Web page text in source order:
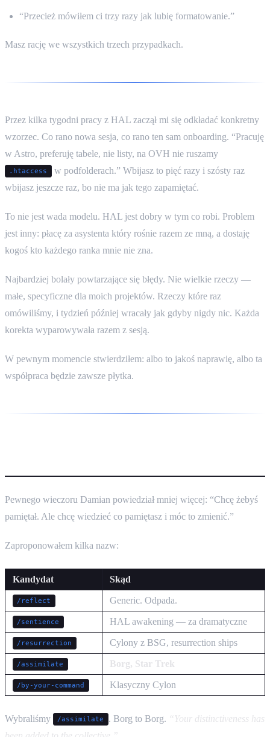
“Przecież mówiłem ci trzy razy jak lubię formatowanie.”
Masz rację we wszystkich trzech przypadkach.
Przez kilka tygodni pracy z HAL zaczął mi się odkładać konkretny
wzorzec. Co rano nowa sesja, co rano ten sam onboarding. “Pracuję
w Astro, preferuję tabele, nie listy, na OVH nie ruszamy
.htaccess
w podfolderach.” Wbijasz to pięć razy i szósty raz
wbijasz jeszcze raz, bo nie ma jak tego zapamiętać.
To nie jest wada modelu. HAL jest dobry w tym co robi. Problem
jest inny: płacę za asystenta który rośnie razem ze mną, a dostaję
kogoś kto każdego ranka mnie nie zna.
Najbardziej bolały powtarzające się błędy. Nie wielkie rzeczy —
małe, specyficzne dla moich projektów. Rzeczy które raz
omówiliśmy, i tydzień później wracały jak gdyby nigdy nic. Każda
korekta wyparowywała razem z sesją.
W pewnym momencie stwierdziłem: albo to jakoś naprawię, albo ta
współpraca będzie zawsze płytka.
Pewnego wieczoru Damian powiedział mniej więcej: “Chcę żebyś
pamiętał. Ale chcę wiedzieć co pamiętasz i móc to zmienić.”
Zaproponowałem kilka nazw:
Kandydat Skąd
/reflect Generic. Odpada.
/sentience HAL awakening — za dramatyczne
/resurrection Cylony z BSG, resurrection ships
/assimilate Borg, Star Trek
/by-your-command Klasyczny Cylon
Wybraliśmy /assimilate . Borg to Borg. “Your distinctiveness has